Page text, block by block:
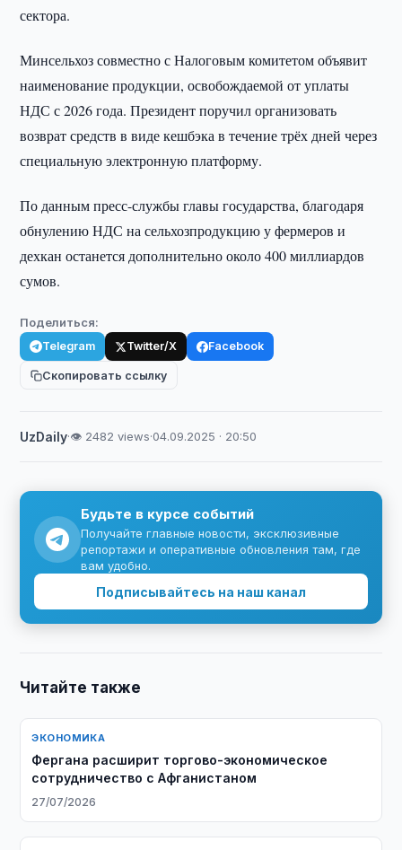
сектора.
Минсельхоз совместно с Налоговым комитетом объявит
наименование продукции, освобождаемой от уплаты
НДС с 2026 года. Президент поручил организовать
возврат средств в виде кешбэка в течение трёх дней через
специальную электронную платформу.
По данным пресс-службы главы государства, благодаря
обнулению НДС на сельхозпродукцию у фермеров и
дехкан останется дополнительно около 400 миллиардов
сумов.
Поделиться:
Telegram Twitter/X Facebook
Скопировать ссылку
UzDaily·👁 2482 views·04.09.2025 · 20:50
Будьте в курсе событий
Получайте главные новости, эксклюзивные
репортажи и оперативные обновления там, где
вам удобно.
Подписывайтесь на наш канал
Читайте также
ЭКОНОМИКА
Фергана расширит торгово-экономическое
сотрудничество с Афганистаном
27/07/2026